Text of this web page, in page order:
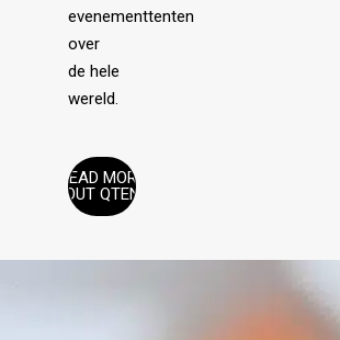
evenementtenten
over
de hele
wereld.
READ MORE
ABOUT QTENTS